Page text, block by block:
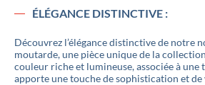
ÉLÉGANCE DISTINCTIVE :
Découvrez l’élégance distinctive de notre
moutarde, une pièce unique de la
couleur riche et lumineuse, associée à une
apporte une touche de sophistication et